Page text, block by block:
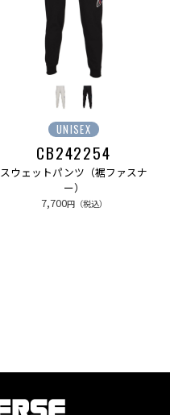
UNISEX
CB242254
スウェットパンツ（裾ファスナ
ー）
7,700円（税込）